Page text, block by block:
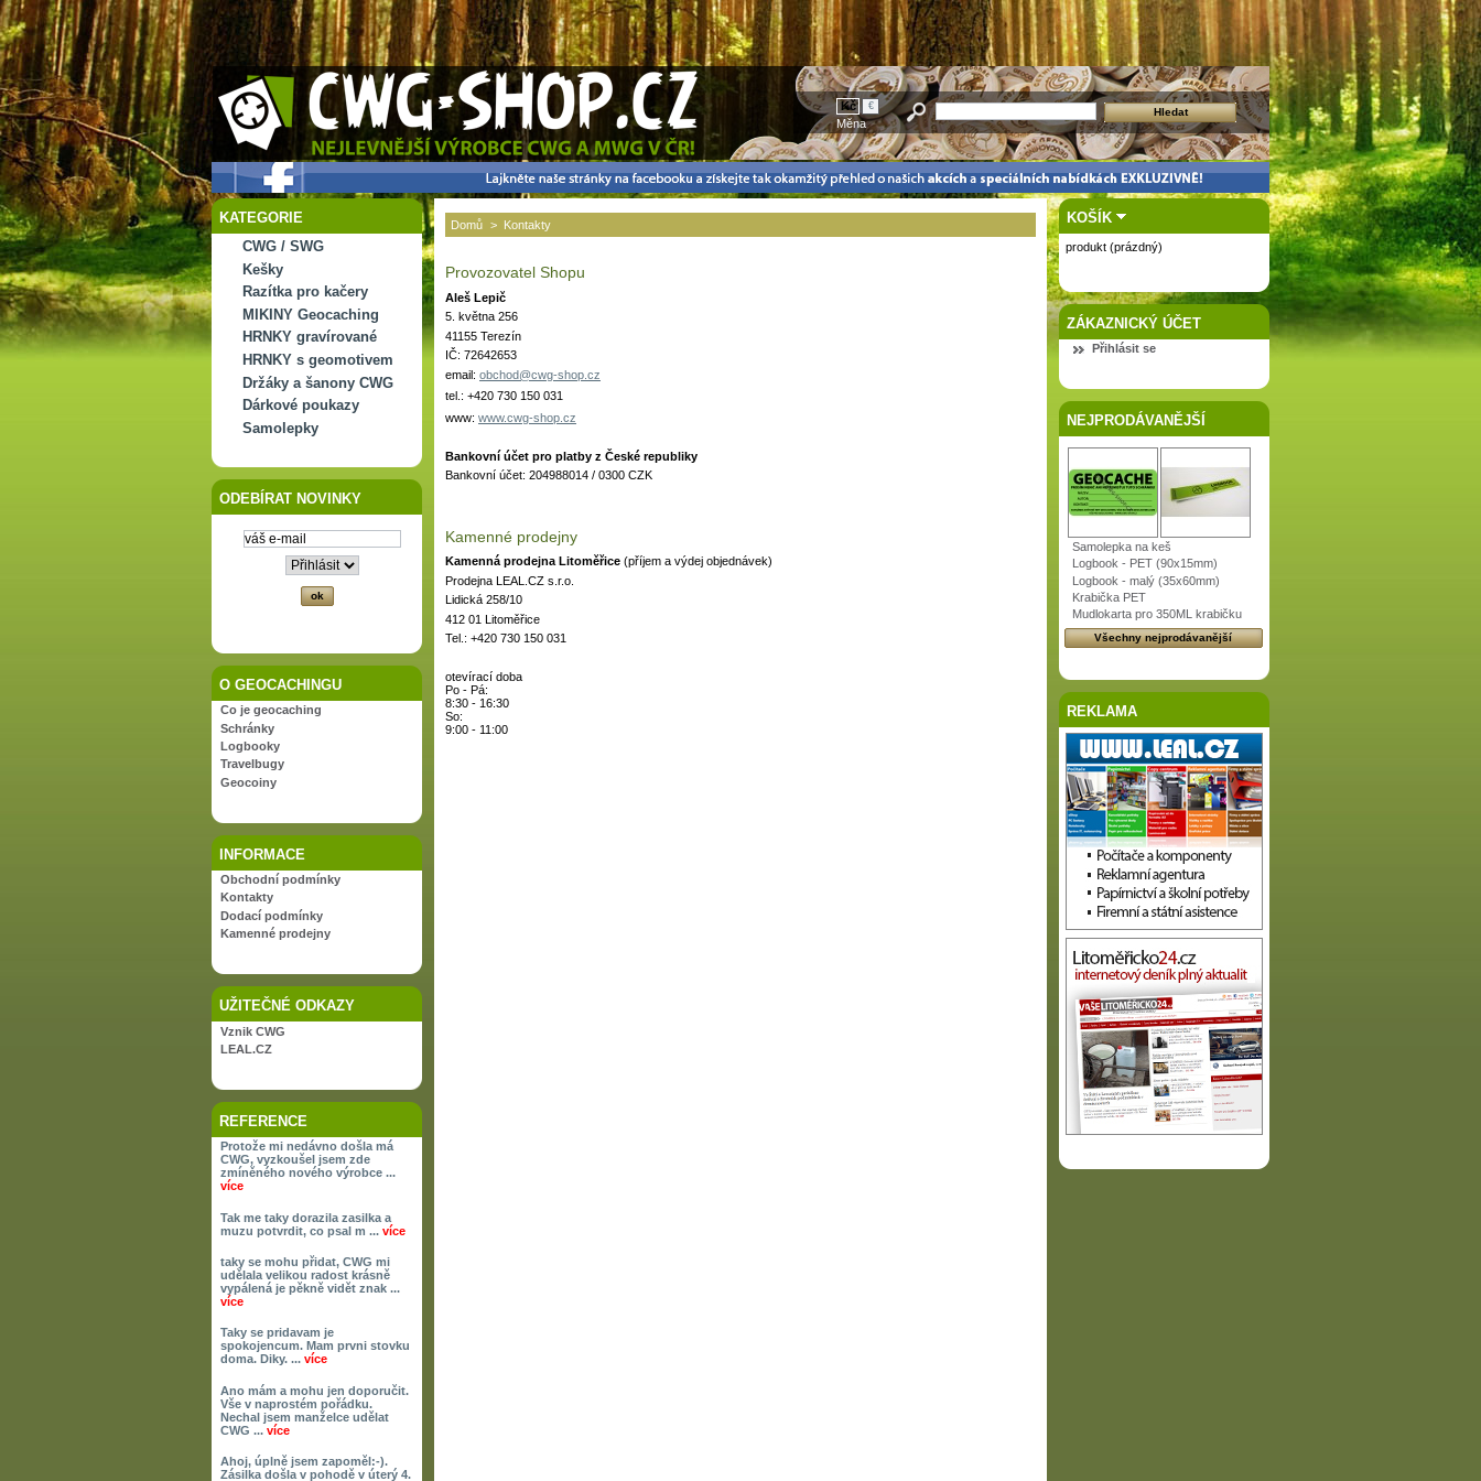
Kč €
Měna
KATEGORIE
CWG / SWG
Kešky
Razítka pro kačery
MIKINY Geocaching
HRNKY gravírované
HRNKY s geomotivem
Držáky a šanony CWG
Dárkové poukazy
Samolepky
ODEBÍRAT NOVINKY
O GEOCACHINGU
Co je geocaching
Schránky
Logbooky
Travelbugy
Geocoiny
INFORMACE
Obchodní podmínky
Kontakty
Dodací podmínky
Kamenné prodejny
UŽITEČNÉ ODKAZY
Vznik CWG
LEAL.CZ
REFERENCE
Protože mi nedávno došla má
CWG, vyzkoušel jsem zde
zmíněného nového výrobce ...
více
Tak me taky dorazila zasilka a
muzu potvrdit, co psal m ... více
taky se mohu přidat, CWG mi
udělala velikou radost krásně
vypálená je pěkně vidět znak ...
více
Taky se pridavam je
spokojencum. Mam prvni stovku
doma. Diky. ... více
Ano mám a mohu jen doporučit.
Vše v naprostém pořádku.
Nechal jsem manželce udělat
CWG ... více
Ahoj, úplně jsem zapoměl:-).
Zásilka došla v pohodě v úterý 4.
Domů > Kontakty
Provozovatel Shopu
Aleš Lepič
5. května 256
41155 Terezín
IČ: 72642653
email: obchod@cwg-shop.cz
tel.: +420 730 150 031
www: www.cwg-shop.cz
Bankovní účet pro platby z České republiky
Bankovní účet: 204988014 / 0300 CZK
Kamenné prodejny
Kamenná prodejna Litoměřice (příjem a výdej objednávek)
Prodejna LEAL.CZ s.r.o.
Lidická 258/10
412 01 Litoměřice
Tel.: +420 730 150 031
otevírací doba
Po - Pá:
8:30 - 16:30
So:
9:00 - 11:00
KOŠÍK
produkt (prázdný)
ZÁKAZNICKÝ ÚČET
Přihlásit se
NEJPRODÁVANĚJŠÍ
Samolepka na keš
Logbook - PET (90x15mm)
Logbook - malý (35x60mm)
Krabička PET
Mudlokarta pro 350ML krabičku
Všechny nejprodávanější
REKLAMA